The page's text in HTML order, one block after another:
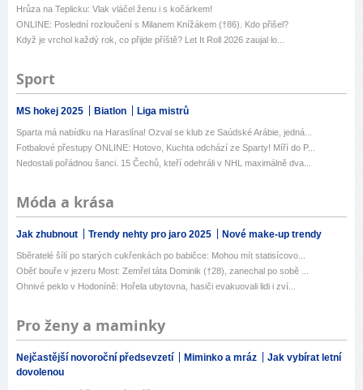
Hrůza na Teplicku: Vlak vláčel ženu i s kočárkem!
ONLINE: Poslední rozloučení s Milanem Knížákem (†86). Kdo přišel?
Když je vrchol každý rok, co přijde příště? Let It Roll 2026 zaujal lo...
Sport
MS hokej 2025 Biatlon Liga mistrů
Sparta má nabídku na Haraslína! Ozval se klub ze Saúdské Arábie, jedná...
Fotbalové přestupy ONLINE: Hotovo, Kuchta odchází ze Sparty! Míří do P...
Nedostali pořádnou šanci. 15 Čechů, kteří odehráli v NHL maximálně dva...
Móda a krása
Jak zhubnout Trendy nehty pro jaro 2025 Nové make-up trendy
Sběratelé šílí po starých cukřenkách po babičce: Mohou mít statisícovo...
Oběť bouře v jezeru Most: Zemřel táta Dominik (†28), zanechal po sobě ...
Ohnivé peklo v Hodoníně: Hořela ubytovna, hasiči evakuovali lidi i zví...
Pro ženy a maminky
Nejčastější novoroční předsevzetí Miminko a mráz
Jak vybírat letní
dovolenou